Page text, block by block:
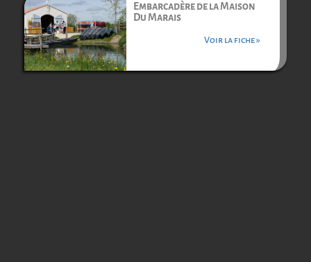
Embarcadère de la Maison
Du Marais
Voir la fiche »